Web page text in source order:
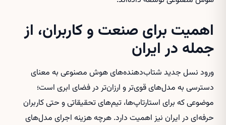
اهمیت برای صنعت و کاربران، از
جمله در ایران
ورود نسل جدید شتاب‌دهنده‌های هوش مصنوعی به معنای
دسترسی به مدل‌های قوی‌تر و ارزان‌تر در فضای ابری است؛
موضوعی که برای استارتاپ‌ها، تیم‌های تحقیقاتی و حتی کاربران
حرفه‌ای در ایران نیز اهمیت دارد. هرچه هزینه اجرای مدل‌های